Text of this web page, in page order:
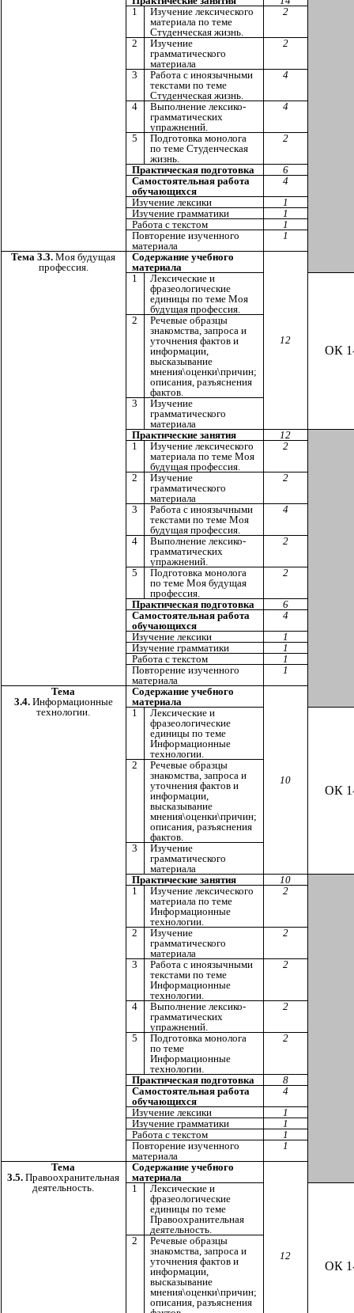
1
Изучение лексического
материала по теме
Студенческая жизнь.
2
2
Изучение
грамматического
материала
2
3
Работа с иноязычными
текстами по теме
Студенческая жизнь.
4
4
Выполнение лексико-
грамматических
упражнений.
4
5
Подготовка монолога
по теме Студенческая
жизнь.
2
Практическая подготовка
6
Самостоятельная работа
обучающихся
4
Изучение лексики
1
Изучение грамматики
1
Работа с текстом
1
Повторение изученного
материала
1
Тема 3.3. Моя будущая
профессия.
Содержание учебного
материала
12
1
Лексические и
фразеологические
единицы по теме Моя
будущая профессия.
ОК
2
Речевые образцы
знакомства, запроса и
уточнения фактов и
информации,
высказывание
мнения\оценки\причин;
описания, разъяснения
фактов.
3
Изучение
грамматического
материала
Практические занятия
12
1
Изучение лексического
материала по теме Моя
будущая профессия.
2
2
Изучение
грамматического
материала
2
3
Работа с иноязычными
текстами по теме Моя
будущая профессия.
4
4
Выполнение лексико-
грамматических
упражнений.
2
5
Подготовка монолога
по теме Моя будущая
профессия.
2
Практическая подготовка
6
Самостоятельная работа
обучающихся
4
Изучение лексики
1
Изучение грамматики
1
Работа с текстом
1
Повторение изученного
материала
1
Тема
3.4.Информационные
технологии.
Содержание учебного
материала
10
1
Лексические и
фразеологические
единицы по теме
Информационные
технологии.
ОК
2
Речевые образцы
знакомства, запроса и
уточнения фактов и
информации,
высказывание
мнения\оценки\причин;
описания, разъяснения
фактов.
3
Изучение
грамматического
материала
Практические занятия
10
1
Изучение лексического
материала по теме
Информационные
технологии.
2
2
Изучение
грамматического
материала
2
3
Работа с иноязычными
текстами по теме
Информационные
технологии.
2
4
Выполнение лексико-
грамматических
упражнений.
2
5
Подготовка монолога
по теме
Информационные
технологии.
2
Практическая подготовка
8
Самостоятельная работа
обучающихся
4
Изучение лексики
1
Изучение грамматики
1
Работа с текстом
1
Повторение изученного
материала
1
Тема
3.5. Правоохранительная
деятельность.
Содержание учебного
материала
12
1
Лексические и
фразеологические
единицы по теме
Правоохранительная
деятельность.
ОК
2
Речевые образцы
знакомства, запроса и
уточнения фактов и
информации,
высказывание
мнения\оценки\причин;
описания, разъяснения